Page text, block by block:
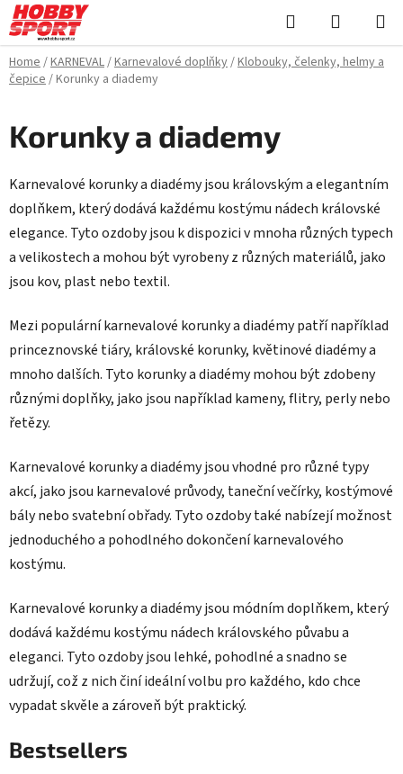
Skip
to
content
Search
CART
Home/KARNEVAL/Karnevalové doplňky/Klobouky, čelenky, helmy a
čepice/Korunky a diademy
Korunky a diademy
Karnevalové korunky a diadémy jsou královským a elegantním
doplňkem, který dodává každému kostýmu nádech královské
elegance. Tyto ozdoby jsou k dispozici v mnoha různých typech
a velikostech a mohou být vyrobeny z různých materiálů, jako
jsou kov, plast nebo textil.
Mezi populární karnevalové korunky a diadémy patří například
princeznovské tiáry, královské korunky, květinové diadémy a
mnoho dalších. Tyto korunky a diadémy mohou být zdobeny
různými doplňky, jako jsou například kameny, flitry, perly nebo
řetězy.
Karnevalové korunky a diadémy jsou vhodné pro různé typy
akcí, jako jsou karnevalové průvody, taneční večírky, kostýmové
bály nebo svatební obřady. Tyto ozdoby také nabízejí možnost
jednoduchého a pohodlného dokončení karnevalového
kostýmu.
Karnevalové korunky a diadémy jsou módním doplňkem, který
dodává každému kostýmu nádech královského půvabu a
eleganci. Tyto ozdoby jsou lehké, pohodlné a snadno se
udržují, což z nich činí ideální volbu pro každého, kdo chce
vypadat skvěle a zároveň být praktický.
Bestsellers